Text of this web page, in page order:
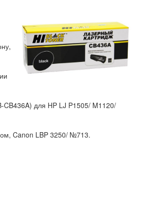
CB436A) для HP LJ P1505/ M1120/
Canon LBP 3250/ №713.